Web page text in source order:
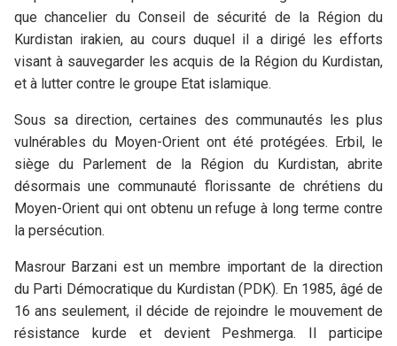
que chancelier du Conseil de sécurité de la Région du
Kurdistan irakien, au cours duquel il a dirigé les efforts
visant à sauvegarder les acquis de la Région du Kurdistan,
et à lutter contre le groupe Etat islamique.
Sous sa direction, certaines des communautés les plus
vulnérables du Moyen-Orient ont été protégées. Erbil, le
siège du Parlement de la Région du Kurdistan, abrite
désormais une communauté florissante de chrétiens du
Moyen-Orient qui ont obtenu un refuge à long terme contre
la persécution.
Masrour Barzani est un membre important de la direction
du Parti Démocratique du Kurdistan (PDK). En 1985, âgé de
16 ans seulement, il décide de rejoindre le mouvement de
résistance kurde et devient Peshmerga. Il participe